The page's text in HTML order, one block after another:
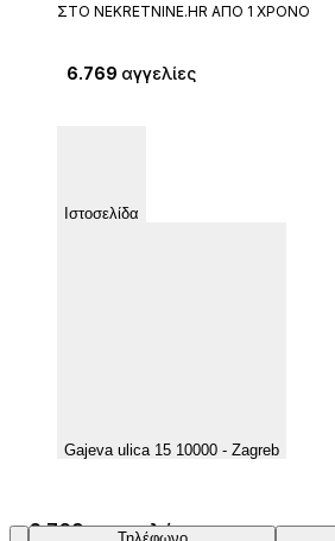
ΣΤΟ NEKRETNINE.HR ΑΠΌ 1 ΧΡΌΝΟ
6.769 αγγελίες
Ιστοσελίδα
Gajeva ulica 15 10000 - Zagreb
6.769 αποτελέσματα